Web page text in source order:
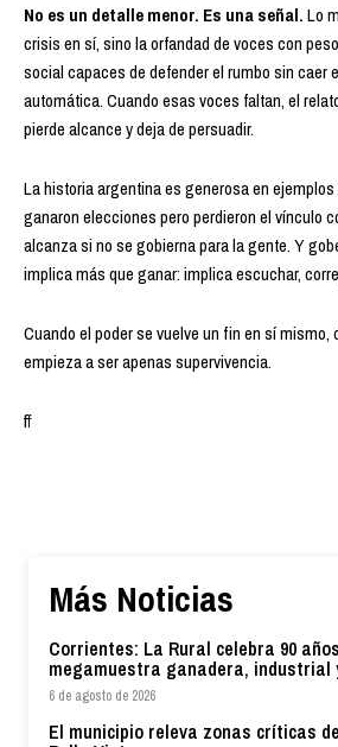
No es un detalle menor. Es una señal.Lo
crisis en sí, sino la orfandad de voces con
social capaces de defender el rumbo sin caer
automática. Cuando esas voces faltan, el
pierde alcance y deja de persuadir.
La historia argentina es generosa en
ganaron elecciones pero perdieron el vínculo
alcanza si no se gobierna para la gente. Y
implica más que ganar: implica escuchar,
Cuando el poder se vuelve un fin en sí mismo,
empieza a ser apenas supervivencia.
ff
Más Noticias
Corrientes: La Rural celebra 90
megamuestra ganadera,
6 de agosto de 2026
El municipio releva zonas críticas